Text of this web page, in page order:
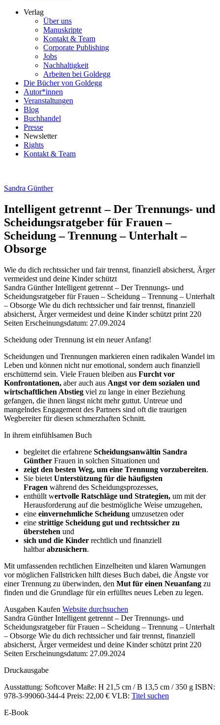
Verlag
Über uns
Manuskripte
Kontakt & Team
Corporate Publishing
Jobs
Nachhaltigkeit
Arbeiten bei Goldegg
Die Bücher von Goldegg
Autor*innen
Veranstaltungen
Blog
Buchhandel
Presse
Newsletter
Rights
Kontakt & Team
Sandra Günther
Intelligent getrennt – Der Trennungs- und
Scheidungsratgeber für Frauen –
Scheidung – Trennung – Unterhalt –
Obsorge
Wie du dich rechtssicher und fair trennst, finanziell absicherst, Ärger
vermeidest und deine Kinder schützt
Beschreibung
Sandra Günther Intelligent getrennt – Der Trennungs- und
Scheidungsratgeber für Frauen – Scheidung – Trennung – Unterhalt
– Obsorge Wie du dich rechtssicher und fair trennst, finanziell
absicherst, Ärger vermeidest und deine Kinder schützt print 220
Seiten Erscheinungsdatum: 27.09.2024
Beschreibung
Scheidung oder Trennung ist ein neuer Anfang!
Scheidungen und Trennungen markieren einen radikalen Wandel im
Leben und können nicht nur emotional, sondern auch finanziell
erschütternd sein. Viele Frauen bleiben aus Furcht vor
Konfrontationen, aber auch aus Angst vor dem sozialen und
wirtschaftlichen Abstieg viel zu lange in einer Beziehung
gefangen, die ihnen längst nicht mehr guttut. Untreue und
mangelndes Engagement des Partners sind oft die traurigen
Wegbereiter für diesen schmerzhaften Schnitt.
In ihrem einfühlsamen Buch
begleitet die erfahrene Scheidungsanwältin Sandra
Günther Frauen in solchen Situationen und
zeigt den besten Weg, um eine Trennung vorzubereiten.
Sie bietet Unterstützung für die häufigsten
Fragen während des Scheidungsprozesses,
enthüllt wertvolle Ratschläge und Strategien, um mit der
Herausforderung auf die bestmögliche Weise umzugehen,
eine einvernehmliche Scheidung umzusetzen oder
eine strittige Scheidung gut und rechtssicher zu
überstehen und
sich und die Kinder rechtlich und finanziell
haltbarabzusichern.
Mit umfassenden rechtlichen Einzelheiten und klaren Warnungen
vor möglichen Fallstricken hilft dieses Buch dabei, die Ängste vor
einer Trennung zu überwinden, den Mut für einen Neuanfang zu
finden und die Grundlage für ein erfülltes neues Leben zu legen.
Details
und
Inhalte
Ausgaben Kaufen Website durchsuchen
Sandra Günther Intelligent getrennt – Der Trennungs- und
Scheidungsratgeber für Frauen – Scheidung – Trennung – Unterhalt
– Obsorge Wie du dich rechtssicher und fair trennst, finanziell
absicherst, Ärger vermeidest und deine Kinder schützt print 220
Seiten Erscheinungsdatum: 27.09.2024
Druckausgabe
Ausstattung: Softcover Maße: H 21,5 cm / B 13,5 cm / 350 g ISBN:
978-3-99060-344-4 Preis: 22,00 € VLB: Titel suchen
E-Book